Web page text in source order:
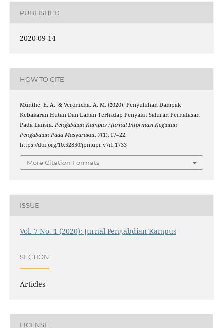
PUBLISHED
2020-09-14
HOW TO CITE
Munthe, E. A., & Veronicha, A. M. (2020). Penyuluhan Dampak
Kebakaran Hutan Dan Lahan Terhadap Penyakit Saluran Pernafasan
Pada Lansia. Pengabdian Kampus : Jurnal Informasi Kegiatan
Pengabdian Pada Masyarakat, 7(1), 17–22.
https://doi.org/10.52850/jpmupr.v7i1.1733
More Citation Formats
ISSUE
Vol. 7 No. 1 (2020): Jurnal Pengabdian Kampus
SECTION
Articles
LICENSE